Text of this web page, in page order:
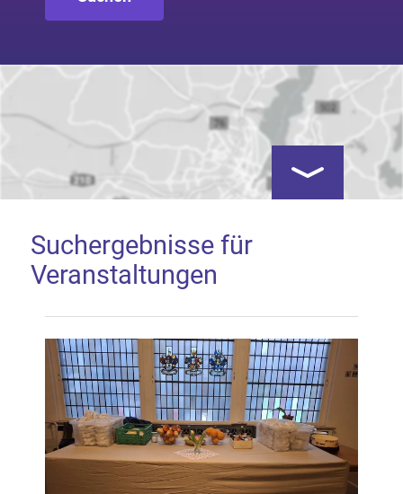
Google Map laden
Mit dem Laden der Karte akzeptieren Sie, dass die
Anwendung Google Maps beim Aktivieren von
Inhalten Cookies auf Ihrem Gerät setzt, z.B. zwecks
Reichweitenmessung und profilbasierter Werbung.
Näheres s.zur Datenschutzerklärung
Kartenansicht
Suchergebnisse für
Veranstaltungen